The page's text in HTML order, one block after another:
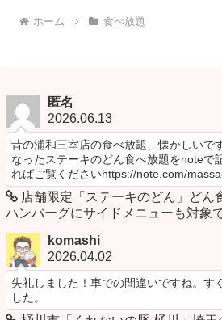
ホーム 食べ放題
匿名
2026.06.13
昔の浦和三室店の食べ放題、懐かしいで
なったステーキのどん食べ放題をnoteで
ればご覧くださいhttps://note.com/
店舗限定「ステーキのどん」どん
ハンバーグにサイドメニューも対象
komashi
2026.04.02
失礼しました！車での間違いですね。す
した。